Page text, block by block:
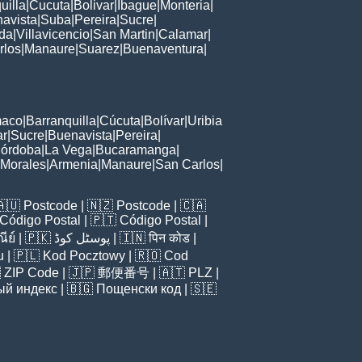
Cucuta Bolivar Ibague Monteria
Suba Pereira Sucre
Villavicencio San Martin Calamar
Manaure Suarez Buenaventura
Barranquilla Cúcuta Bolívar Uribia
Sucre Buenavista Pereira
La Vega Bucaramanga
Morales Armenia Manaure San Carlos
Postcode | 🇳🇿 Postcode | 🇨🇦
Código Postal | 🇵🇹 Código Postal
ย์ | 🇵🇰 پوسٹل کوڈ | 🇮🇳पिन कोड
| 🇵🇱 Kod Pocztowy | 🇷🇴 Cod
ZIP Code | 🇯🇵 郵便番号 | 🇦🇹 PLZ
индекс | 🇧🇬 Пощенски код | 🇸🇪